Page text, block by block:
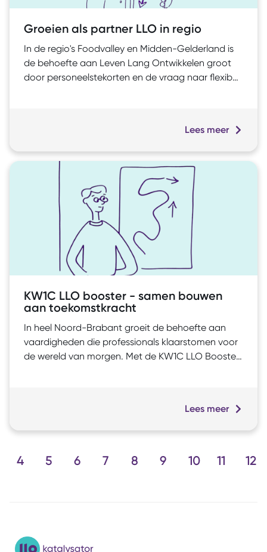
Groeien als partner LLO in regio
In de regio's Foodvalley en Midden-Gelderland is
de behoefte aan Leven Lang Ontwikkelen groot
door personeelstekorten en de vraag naar flexibel
stimuleert de co-creatie van scholingstrajecten
met werkgevers en versterkt interne processen. Zo
draagt COG duurzaam bij aan de regionale
Lees meer
KW1C LLO booster - samen bouwen
aan toekomstkracht
In heel Noord-Brabant groeit de behoefte aan
vaardigheden die professionals klaarstomen voor
de wereld van morgen. Met de KW1C LLO Booster
in de regio. Zo maken we essentiële vaardigheden
toegankelijk voor iedereen en helpen we
in een snel veranderende wereld.
Lees meer
4 5 6 7 8 9 10 11 12